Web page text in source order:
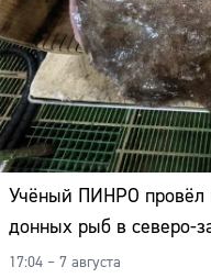
Учёный ПИНРО провёл
донных рыб в северо-
17:04 – 7 августа